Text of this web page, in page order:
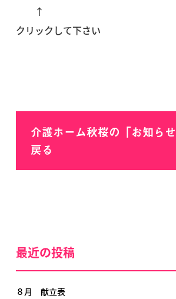
↑
クリックして下さい
介護ホーム秋桜の「お知ら
戻る
最近の投稿
８月 献立表